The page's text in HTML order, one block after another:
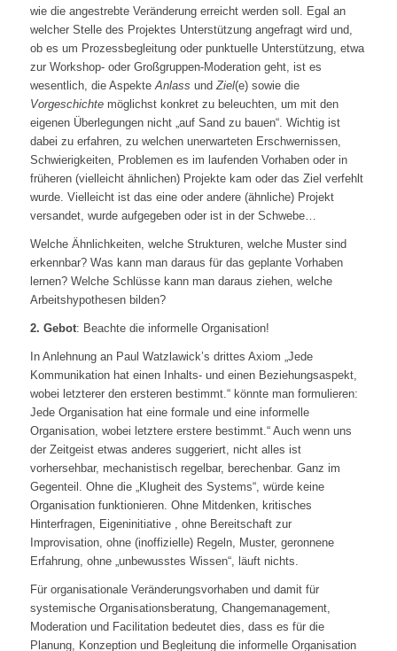
wie die angestrebte Veränderung erreicht werden soll. Egal an
welcher Stelle des Projektes Unterstützung angefragt wird und,
ob es um Prozessbegleitung oder punktuelle Unterstützung, etwa
zur Workshop- oder Großgruppen-Moderation geht, ist es
wesentlich, die Aspekte Anlass und Ziel(e) sowie die
Vorgeschichtemöglichst konkret zu beleuchten, um mit den
eigenen Überlegungen nicht „auf Sand zu bauen“. Wichtig ist
dabei zu erfahren, zu welchen unerwarteten Erschwernissen,
Schwierigkeiten, Problemen es im laufenden Vorhaben oder in
früheren (vielleicht ähnlichen) Projekte kam oder das Ziel verfehlt
wurde. Vielleicht ist das eine oder andere (ähnliche) Projekt
versandet, wurde aufgegeben oder ist in der Schwebe…
Welche Ähnlichkeiten, welche Strukturen, welche Muster sind
erkennbar? Was kann man daraus für das geplante Vorhaben
lernen? Welche Schlüsse kann man daraus ziehen, welche
Arbeitshypothesen bilden?
2. Gebot: Beachte die informelle Organisation!
In Anlehnung an Paul Watzlawick’s drittes Axiom „Jede
Kommunikation hat einen Inhalts- und einen Beziehungsaspekt,
wobei letzterer den ersteren bestimmt.“ könnte man formulieren:
Jede Organisation hat eine formale und eine informelle
Organisation, wobei letztere erstere bestimmt.“ Auch wenn uns
der Zeitgeist etwas anderes suggeriert, nicht alles ist
vorhersehbar, mechanistisch regelbar, berechenbar. Ganz im
Gegenteil. Ohne die „Klugheit des Systems“, würde keine
Organisation funktionieren. Ohne Mitdenken, kritisches
Hinterfragen, Eigeninitiative , ohne Bereitschaft zur
Improvisation, ohne (inoffizielle) Regeln, Muster, geronnene
Erfahrung, ohne „unbewusstes Wissen“, läuft nichts.
Für organisationale Veränderungsvorhaben und damit für
systemische Organisationsberatung, Changemanagement,
Moderation und Facilitation bedeutet dies, dass es für die
Planung, Konzeption und Begleitung die informelle Organisation